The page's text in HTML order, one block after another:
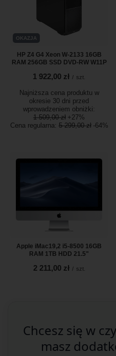
OKAZJA
HP Z4 G4 Xeon W-2133 16GB
RAM 256GB SSD DVD-RW W11P
1 922,00 zł / szt.
Najniższa cena produktu w
okresie 30 dni przed
wprowadzeniem obniżki:
1 509,00 zł +27%
Cena regularna: 5 299,00 zł -64%
Apple iMac19,2 i5-8500 16GB
RAM 1TB HDD 21.5"
2 211,00 zł / szt.
Chcesz się w
masz